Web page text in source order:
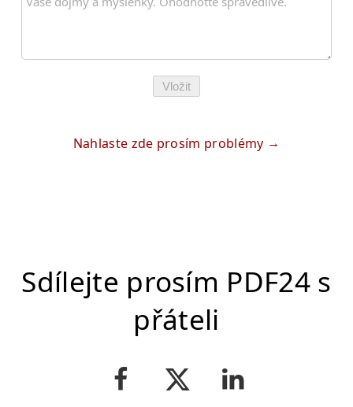
Vložit
Nahlaste zde prosím problémy
Sdílejte prosím PDF24 s
přáteli